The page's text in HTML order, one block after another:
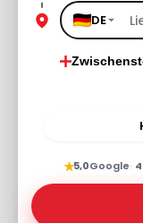
DE
★5,0Google·